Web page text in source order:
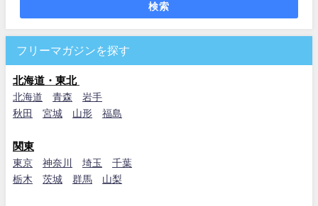
検索
フリーマガジンを探す
北海道・東北
北海道 青森
岩手
秋田
宮城 山形 福島
関東
東京 神奈川 埼玉
千葉
栃木
茨城 群馬 山梨